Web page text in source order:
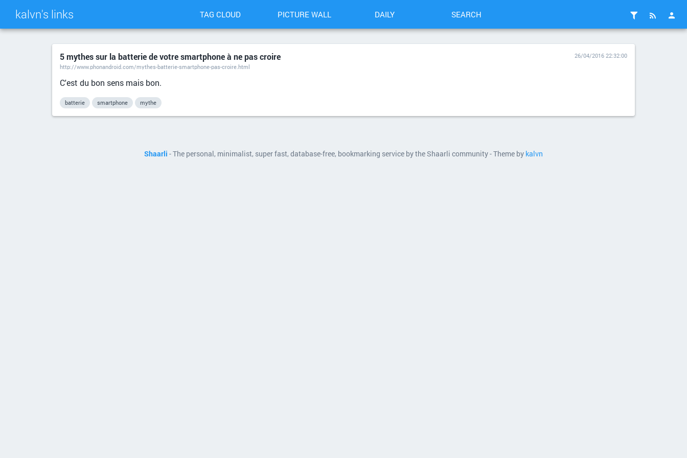
kalvn's links TAG CLOUD PICTURE WALL DAILY SEARCH
5 mythes sur la batterie de votre smartphone à ne pas croire
http://www.phonandroid.com/mythes-batterie-smartphone-pas-croire.html
26/04/2016 22:32:00
C'est du bon sens mais bon.
batterie smartphone mythe
Shaarli - The personal, minimalist, super fast, database-free, bookmarking service by the Shaarli community - Theme by kalvn